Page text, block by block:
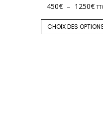
450€ – 1250€
CHOIX DES